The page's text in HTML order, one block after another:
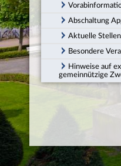
Abschaltung
Aktuelle
Besondere
Hinweise auf
gemeinnützige